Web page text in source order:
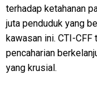
terhadap ketahanan
juta penduduk yang
kawasan ini. CTI-
pencaharian
yang krusial.